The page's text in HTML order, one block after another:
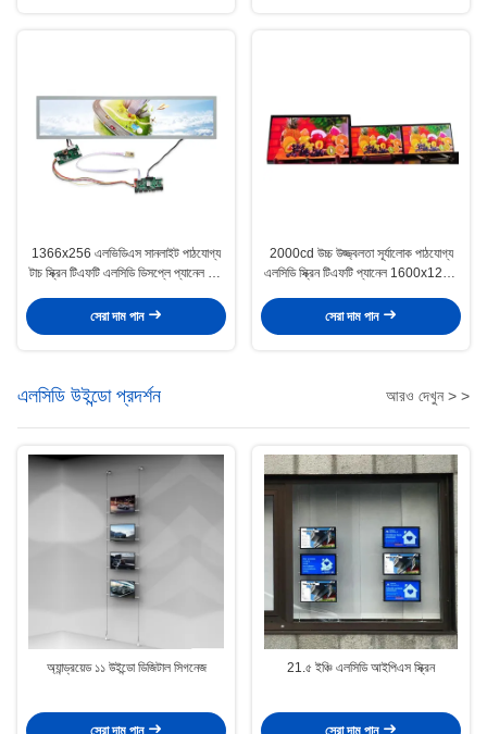
1366x256 এলভিডিএস সানলাইট পাঠযোগ্য
টাচ স্ক্রিন টিএফটি এলসিডি ডিসপ্লে প্যানেল 28
সেরা দাম পান
2000cd উচ্চ উজ্জ্বলতা সূর্যালোক পাঠযোগ্য
এলসিডি স্ক্রিন টিএফটি প্যানেল 1600x1200
সেরা দাম পান
এলসিডি উইন্ডো প্রদর্শন আরও দেখুন > >
অ্যান্ড্রয়েড ১১ উইন্ডো ডিজিটাল সিগনেজ
সেরা দাম পান
21.৫ ইঞ্চি এলসিডি আইপিএস স্ক্রিন
সেরা দাম পান